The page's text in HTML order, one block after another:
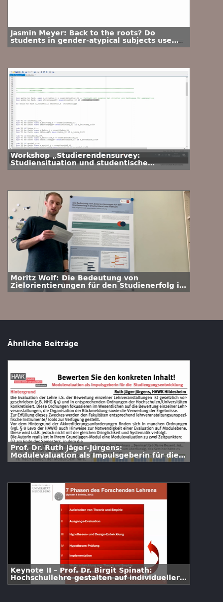
Jasmin Meyer: Back to the roots? Do
students in gender-atypical subjects use
their change of subject to make a more
Workshop „Studierendensurvey:
Studiensituation und studentische
Orientierungen – Aggregation von Items
Moritz Wolf: Die Bedeutung von
Zielorientierungen für den Studienerfolg in
Deutschland und Vietnam
Ähnliche Beiträge
Prof. Dr. Ruth Jäger-Jürgens:
Modulevaluation als Impulsgeberin für die
Studiengangsentwicklung
Keynote II – Prof. Dr. Birgit Spinath:
Hochschullehre gestalten auf individueller,
institutioneller und politischer Ebene